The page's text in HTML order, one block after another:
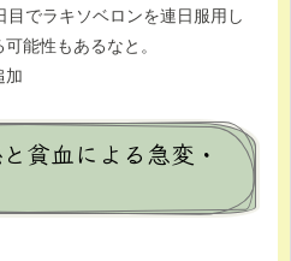
でラキソベロンを連日服用し
能性もあるなと。
加
貧血による急変・